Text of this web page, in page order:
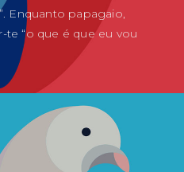
Enquanto papagaio,
te “o que é que eu vou